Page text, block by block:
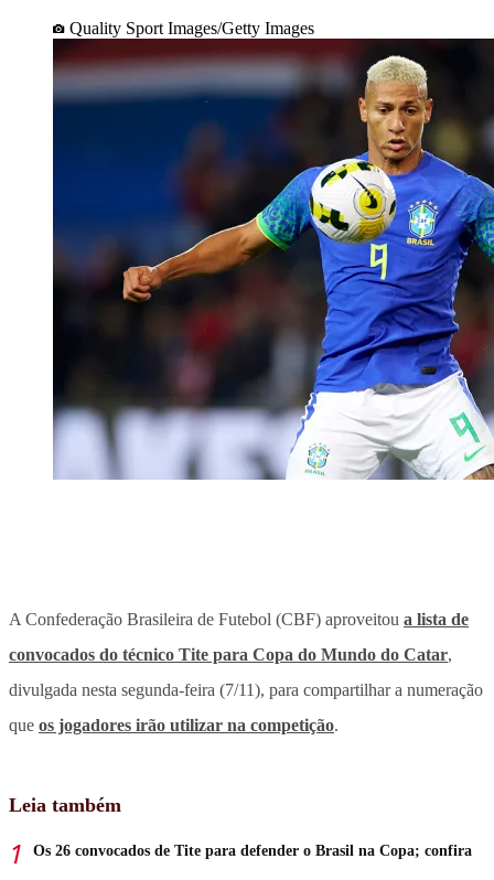
Quality Sport Images/Getty Images
A Confederação Brasileira de Futebol (CBF) aproveitou a lista de
convocados do técnico Tite para Copa do Mundo do Catar,
divulgada nesta segunda-feira (7/11), para compartilhar a numeração
que os jogadores irão utilizar na competição.
Leia também
Os 26 convocados de Tite para defender o Brasil na Copa; confira